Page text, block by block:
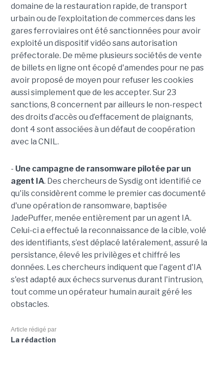
domaine de la restauration rapide, de transport
urbain ou de l’exploitation de commerces dans les
gares ferroviaires ont été sanctionnées pour avoir
exploité un dispositif vidéo sans autorisation
préfectorale. De même plusieurs sociétés de vente
de billets en ligne ont écopé d'amendes pour ne pas
avoir proposé de moyen pour refuser les cookies
aussi simplement que de les accepter. Sur 23
sanctions, 8 concernent par ailleurs le non-respect
des droits d’accès ou d’effacement de plaignants,
dont 4 sont associées à un défaut de coopération
avec la CNIL.
- Une campagne de ransomware pilotée par un
agent IA. Des chercheurs de Sysdig ont identifié ce
qu'ils considèrent comme le premier cas documenté
d'une opération de ransomware, baptisée
JadePuffer, menée entièrement par un agent IA.
Celui-ci a effectué la reconnaissance de la cible, volé
des identifiants, s’est déplacé latéralement, assuré la
persistance, élevé les privilèges et chiffré les
données. Les chercheurs indiquent que l'agent d'IA
s'est adapté aux échecs survenus durant l'intrusion,
tout comme un opérateur humain aurait géré les
obstacles.
Article rédigé par
La rédaction